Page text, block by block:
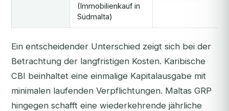
(Immobilienkauf in
Südmalta)
Ein entscheidender Unterschied zeigt sich bei der
Betrachtung der langfristigen Kosten. Karibische
CBI beinhaltet eine einmalige Kapitalausgabe mit
minimalen laufenden Verpflichtungen. Maltas GRP
hingegen schafft eine wiederkehrende jährliche